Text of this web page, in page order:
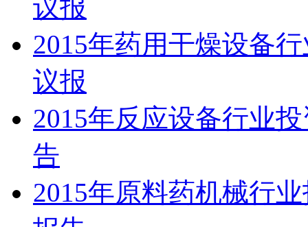
议报
2015年药用干燥设备
议报
2015年反应设备行业
告
2015年原料药机械行